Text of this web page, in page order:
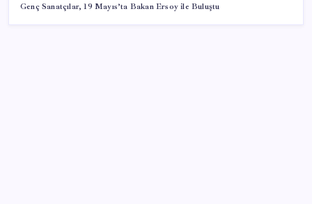
Genç Sanatçılar, 19 Mayıs’ta Bakan Ersoy ile Buluştu